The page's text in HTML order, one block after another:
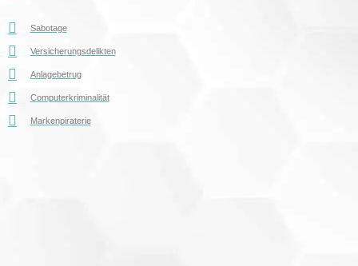
Sabotage
Versicherungsdelikten
Anlagebetrug
Computerkriminalität
Markenpiraterie